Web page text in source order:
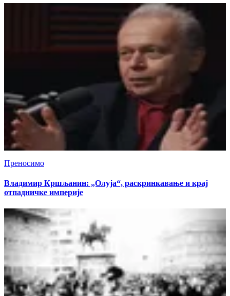
Преносимо
Владимир Кршљанин: „Олуја“, раскринкавање и крај
отпадничке империје